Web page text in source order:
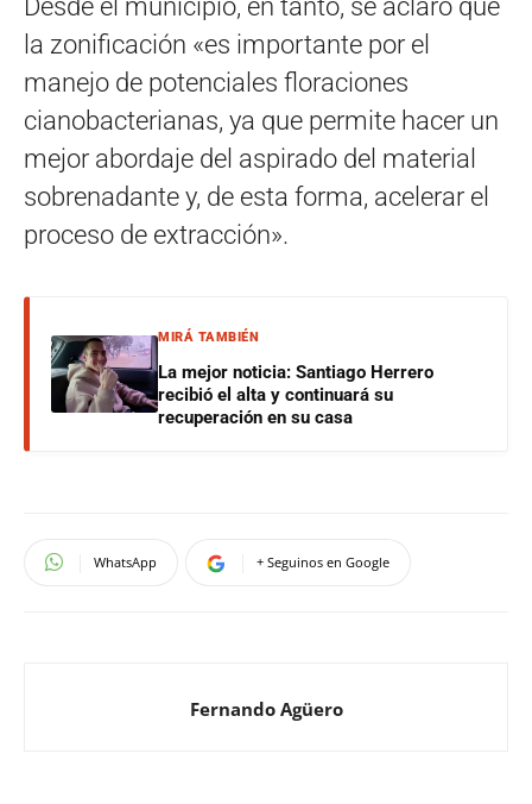
Desde el municipio, en tanto, se aclaró que
la zonificación «es importante por el
manejo de potenciales floraciones
cianobacterianas, ya que permite hacer un
mejor abordaje del aspirado del material
sobrenadante y, de esta forma, acelerar el
proceso de extracción».
MIRÁ TAMBIÉN
La mejor noticia: Santiago Herrero
recibió el alta y continuará su
recuperación en su casa
WhatsApp + Seguinos en Google
Fernando Agüero